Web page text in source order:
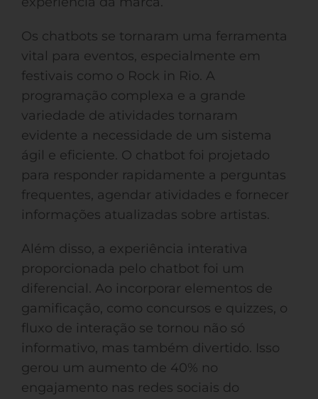
Os chatbots se tornaram uma ferramenta
vital para eventos, especialmente em
festivais como o Rock in Rio. A
programação complexa e a grande
variedade de atividades tornaram
evidente a necessidade de um sistema
ágil e eficiente. O chatbot foi projetado
para responder rapidamente a perguntas
frequentes, agendar atividades e fornecer
informações atualizadas sobre artistas.
Além disso, a experiência interativa
proporcionada pelo chatbot foi um
diferencial. Ao incorporar elementos de
gamificação, como concursos e quizzes, o
fluxo de interação se tornou não só
informativo, mas também divertido. Isso
gerou um aumento de 40% no
engajamento nas redes sociais do